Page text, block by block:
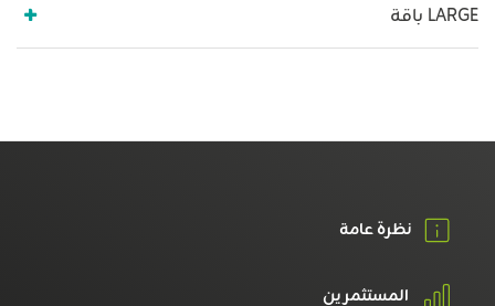
LARGE باقة
نظرة عامة
المستثمرين